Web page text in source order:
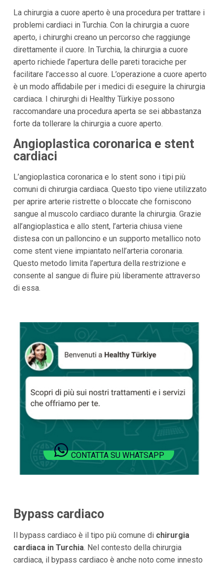
La chirurgia a cuore aperto è una procedura per trattare i
problemi cardiaci in Turchia. Con la chirurgia a cuore
aperto, i chirurghi creano un percorso che raggiunge
direttamente il cuore. In Turchia, la chirurgia a cuore
aperto richiede l’apertura delle pareti toraciche per
facilitare l’accesso al cuore. L’operazione a cuore aperto
è un modo affidabile per i medici di eseguire la chirurgia
cardiaca. I chirurghi di Healthy Türkiye possono
raccomandare una procedura aperta se sei abbastanza
forte da tollerare la chirurgia a cuore aperto.
Angioplastica coronarica e stent
cardiaci
L’angioplastica coronarica e lo stent sono i tipi più
comuni di chirurgia cardiaca. Questo tipo viene utilizzato
per aprire arterie ristrette o bloccate che forniscono
sangue al muscolo cardiaco durante la chirurgia. Grazie
all’angioplastica e allo stent, l’arteria chiusa viene
distesa con un palloncino e un supporto metallico noto
come stent viene impiantato nell’arteria coronaria.
Questo metodo limita l’apertura della restrizione e
consente al sangue di fluire più liberamente attraverso
di essa.
CONTATTA SU WHATSAPP
Bypass cardiaco
Il bypass cardiaco è il tipo più comune di chirurgia
cardiaca in Turchia. Nel contesto della chirurgia
cardiaca, il bypass cardiaco è anche noto come innesto